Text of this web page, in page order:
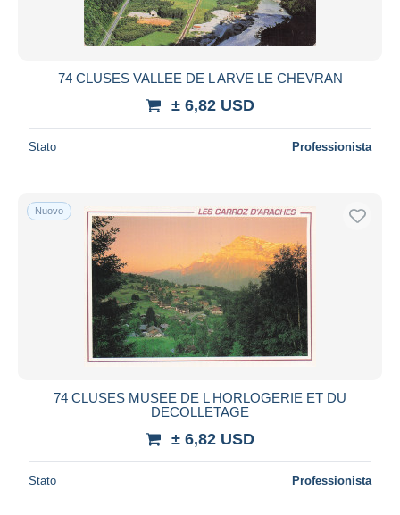
74 CLUSES VALLEE DE L ARVE LE CHEVRAN
± 6,82 USD
Stato Professionista
Nuovo
74 CLUSES MUSEE DE L HORLOGERIE ET DU
DECOLLETAGE
± 6,82 USD
Stato Professionista